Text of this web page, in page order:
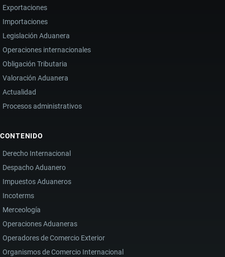
Exportaciones
Importaciones
Legislación Aduanera
Operaciones internacionales
Obligación Tributaria
Valoración Aduanera
Actualidad
Procesos administrativos
CONTENIDO
Derecho Internacional
Despacho Aduanero
Impuestos Aduaneros
Incoterms
Merceología
Operaciones Aduaneras
Operadores de Comercio Exterior
Organismos de Comercio Internacional